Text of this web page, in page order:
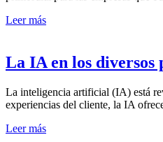
Leer más
La IA en los diversos
La inteligencia artificial (IA) está
experiencias del cliente, la IA
Leer más